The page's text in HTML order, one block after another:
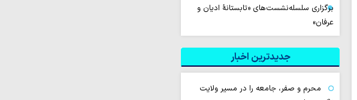
برگزاری سلسله‌نشست‌های «تابستانهٔ ادیان و
عرفان»
جدیدترین اخبار
محرم و صفر، جامعه را در مسیر ولایت